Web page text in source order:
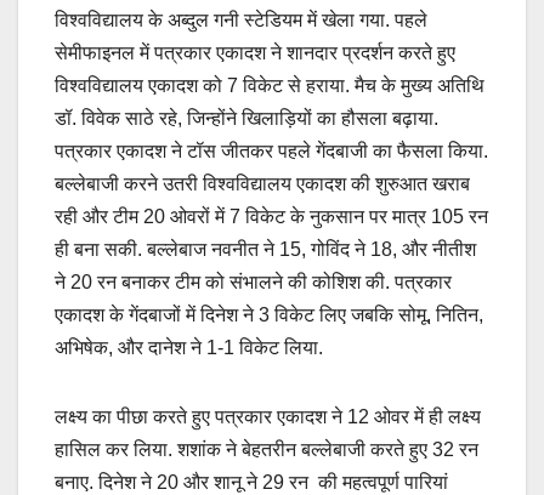
विश्वविद्यालय के अब्दुल गनी स्टेडियम में खेला गया. पहले
सेमीफाइनल में पत्रकार एकादश ने शानदार प्रदर्शन करते हुए
विश्वविद्यालय एकादश को 7 विकेट से हराया. मैच के मुख्य अतिथि
डॉ. विवेक साठे रहे, जिन्होंने खिलाड़ियों का हौसला बढ़ाया.
पत्रकार एकादश ने टॉस जीतकर पहले गेंदबाजी का फैसला किया.
बल्लेबाजी करने उतरी विश्वविद्यालय एकादश की शुरुआत खराब
रही और टीम 20 ओवरों में 7 विकेट के नुकसान पर मात्र 105 रन
ही बना सकी. बल्लेबाज नवनीत ने 15, गोविंद ने 18, और नीतीश
ने 20 रन बनाकर टीम को संभालने की कोशिश की. पत्रकार
एकादश के गेंदबाजों में दिनेश ने 3 विकेट लिए जबकि सोमू, नितिन,
अभिषेक, और दानेश ने 1-1 विकेट लिया.
लक्ष्य का पीछा करते हुए पत्रकार एकादश ने 12 ओवर में ही लक्ष्य
हासिल कर लिया. शशांक ने बेहतरीन बल्लेबाजी करते हुए 32 रन
बनाए. दिनेश ने 20 और शानू ने 29 रन की महत्वपूर्ण पारियां